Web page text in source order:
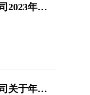
兖矿能源集团股份有限公司2023年度第一次临时股东大会会议材料
兖矿能源集团股份有限公司关于年度预计担保的进展公告